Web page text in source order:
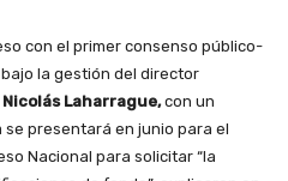
con el primer consenso público-
la gestión del director
Nicolás Laharrague,con un
presentará en junio para el
Nacional para solicitar “la